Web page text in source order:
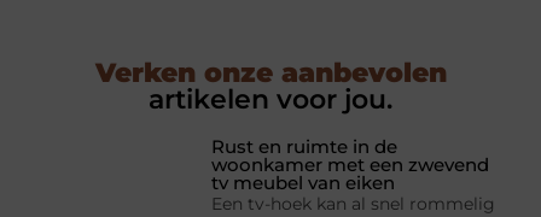
Verken onze aanbevolen
artikelen voor jou.
Rust en ruimte in de
woonkamer met een zwevend
tv meubel van eiken
Een tv-hoek kan al snel rommelig